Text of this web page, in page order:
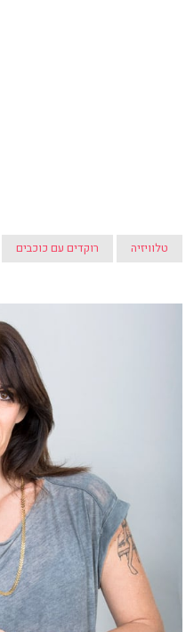
טלוויזיה רוקדים עם כוכבים